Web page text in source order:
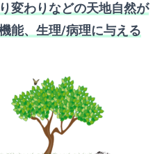
変わりなどの天地自然が
能、生理/病理に与える